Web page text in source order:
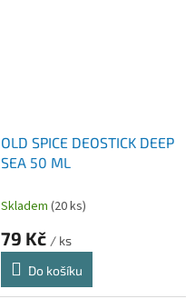
OLD SPICE DEOSTICK DEEP
SEA 50 ML
Skladem (20 ks)
79 Kč / ks
Do košíku